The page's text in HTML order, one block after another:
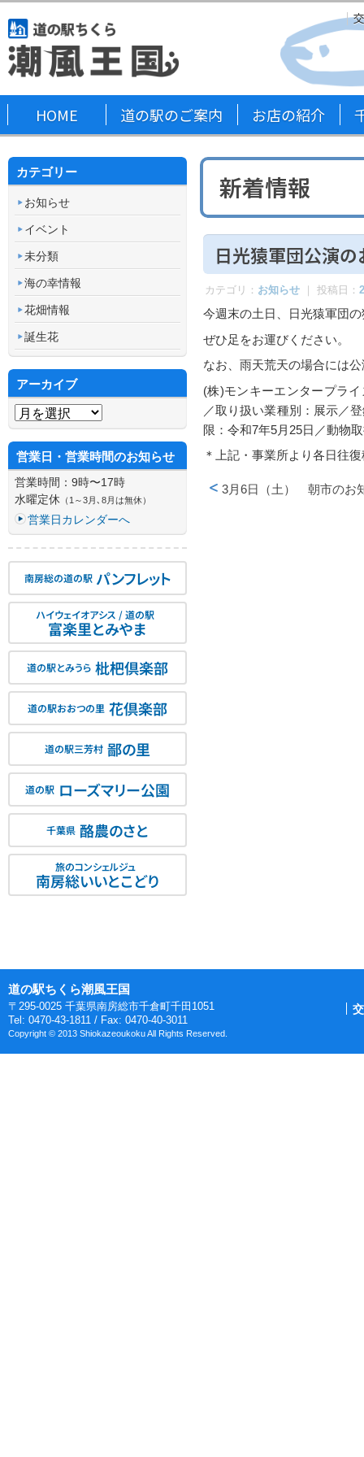
HOME 道の駅のご案内 お店の紹介
新着情報
日光猿軍団公演
カテゴリ： お知らせ ｜ 投稿日：
今週末の土日、日光猿軍団
ぜひ足をお運びください。
なお、雨天荒天の場合には
(株)モンキーエンタープラ
／取り扱い業種別：展示／
限：令和7年5月25日／動物
＊上記・事業所より各日往
3月6日（土） 朝市のお
カテゴリー
お知らせ
イベント
未分類
海の幸情報
花畑情報
誕生花
アーカイブ
アーカイブ
営業日・営業時間のお知らせ
営業時間：9時〜17時
水曜定休 （1～3月､8月は無休）
営業日カレンダーへ
南房総の道の駅 パンフレット
ハイウェイオアシス / 道の駅
富楽里とみやま
道の駅とみうら 枇杷倶楽部
道の駅おおつの里 花倶楽部
道の駅三芳村 鄙の里
道の駅 ローズマリー公園
千葉県 酪農のさと
旅のコンシェルジュ
南房総いいとこどり
道の駅ちくら潮風王国
〒295-0025 千葉県南房総市千倉町千田1051
Tel: 0470-43-1811 / Fax: 0470-40-3011
Copyright © 2013 Shiokazeoukoku All Rights Reserved.